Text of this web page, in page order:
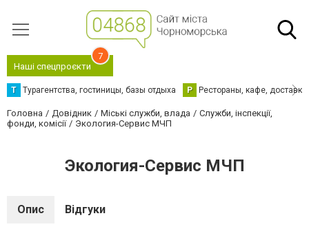
Наші спецпроєкти
7
Т Турагентства, гостиницы, базы отдыха Р Рестораны, кафе,
Головна Довідник Міські служби, влада
Служби, інспекції,
фонди, комісії
Экология-Сервис МЧП
Экология-Сервис МЧП
Опис Відгуки